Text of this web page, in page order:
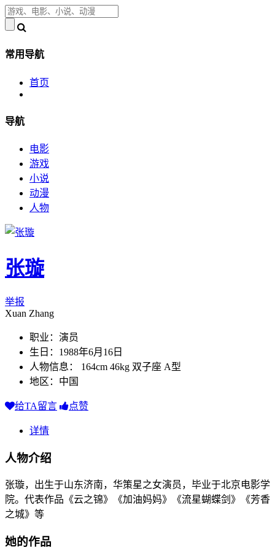
常用导航
首页
导航
电影
游戏
小说
动漫
人物
张璇
举报
Xuan Zhang
职业：演员
生日：1988年6月16日
人物信息： 164cm 46kg 双子座 A型
地区：中国
给TA留言 点赞
详情
人物介绍
张璇，出生于山东济南，华策星之女演员，毕业于北京电影学
院。代表作品《云之锦》《加油妈妈》《流星蝴蝶剑》《芳香
之城》等
她的作品